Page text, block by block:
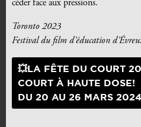
céder face aux pressions.
Toronto 2023
Festival du film d’éducation
💥LA FÊTE DU COURT
COURT À HAUTE DOSE!
DU 20 AU 26 MARS 2024